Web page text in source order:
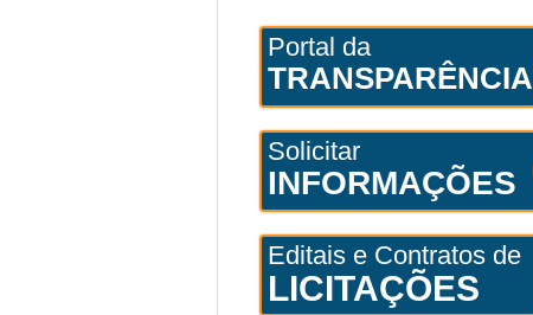
Portal da
TRANSPARÊNCIA
Solicitar
INFORMAÇÕES
Editais e Contratos de
LICITAÇÕES